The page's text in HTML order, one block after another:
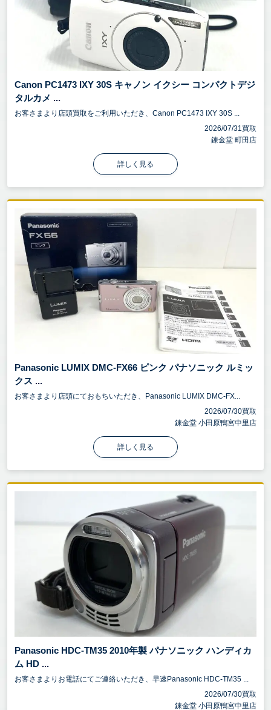
Canon PC1473 IXY 30S キャノン イクシー コンパクトデジ
タルカメ ...
お客さまより店頭買取をご利用いただき、Canon PC1473 IXY 30S ...
2026/07/31買取
錬金堂 町田店
詳しく見る
Panasonic LUMIX DMC-FX66 ピンク パナソニック ルミッ
クス ...
お客さまより店頭にておもちいただき、Panasonic LUMIX DMC-FX...
2026/07/30買取
錬金堂 小田原鴨宮中里店
詳しく見る
Panasonic HDC-TM35 2010年製 パナソニック ハンディカ
ム HD ...
お客さまよりお電話にてご連絡いただき、早速Panasonic HDC-TM35 ...
2026/07/30買取
錬金堂 小田原鴨宮中里店